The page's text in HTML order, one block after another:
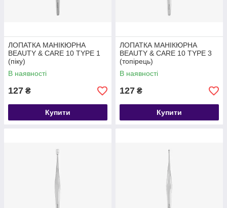
ЛОПАТКА МАНІКЮРНА
BEAUTY & CARE 10 TYPE 1
(піку)
В наявності
127 ₴
Купити
ЛОПАТКА МАНІКЮРНА
BEAUTY & CARE 10 TYPE 3
(топірець)
В наявності
127 ₴
Купити